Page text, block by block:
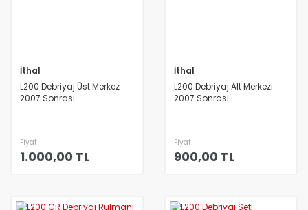
İthal
L200 Debriyaj Üst Merkez
2007 Sonrası
Fiyatı
1.000,00 TL
İthal
L200 Debriyaj Alt Merkezi
2007 Sonrası
Fiyatı
900,00 TL